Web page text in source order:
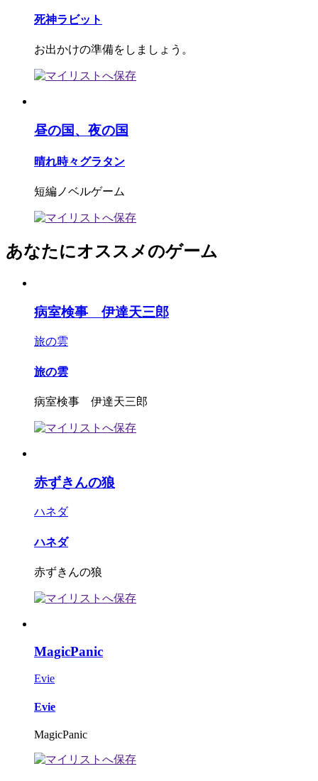
死神ラビット
お出かけの準備をしましょう。
昼の国、夜の国
晴れ時々グラタン
短編ノベルゲーム
あなたにオススメのゲーム
病室検事 伊達天三郎
旅の雲
旅の雲
病室検事 伊達天三郎
赤ずきんの狼
ハネダ
ハネダ
赤ずきんの狼
MagicPanic
Evie
Evie
MagicPanic